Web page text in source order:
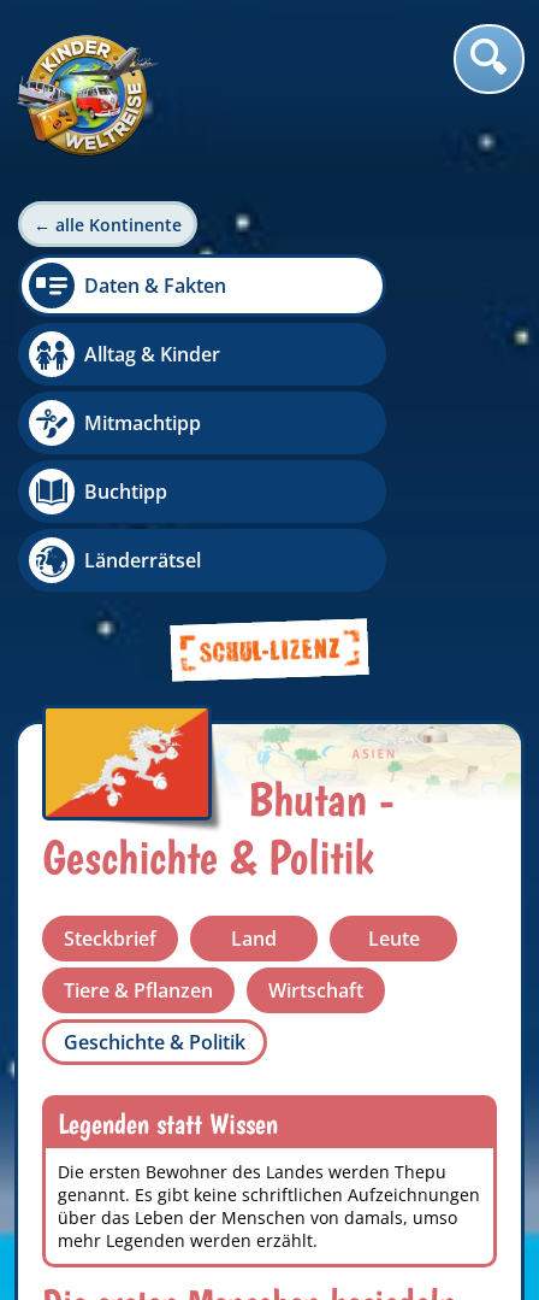
← alle Kontinente
Daten & Fakten
Alltag & Kinder
Mitmachtipp
Buchtipp
Länderrätsel
Bhutan -
Geschichte & Politik
Steckbrief Land
Leute
Tiere & Pflanzen
Wirtschaft
Geschichte & Politik
Legenden statt Wissen
Die ersten Bewohner des Landes werden Thepu
genannt. Es gibt keine schriftlichen Aufzeichnungen
über das Leben der Menschen von damals, umso
mehr Legenden werden erzählt.